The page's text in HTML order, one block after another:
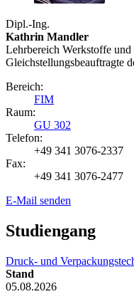
Dipl.-Ing.
Kathrin Mandler
Lehrbereich Werkstoffe
Gleichstellungsbeauftragte
Bereich:
FIM
Raum:
GU 302
Telefon:
+49 341 3076-2337
Fax:
+49 341 3076-2477
E-Mail senden
Studiengang
Druck- und
Stand
05.08.2026